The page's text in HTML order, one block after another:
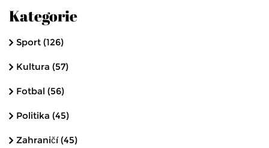
Kategorie
Sport (126)
Kultura (57)
Fotbal (56)
Politika (45)
Zahraničí(45)